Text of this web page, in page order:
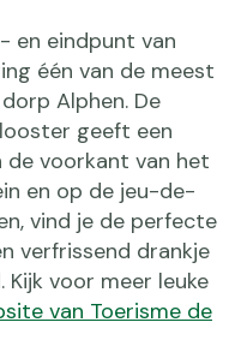
en eindpunt van
één van de meest
Alphen. De
geeft een
de voorkant van het
en op de jeu-de-
vind je de perfecte
verfrissend drankje
Kijk voor meer leuke
van Toerisme de